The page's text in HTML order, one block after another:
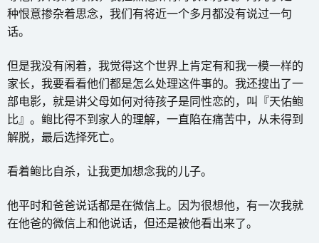
种恨意掺杂着思念，我们有将近一个多月都没有说过一句
话。
但是我没有闲着，我觉得这个世界上肯定有和我一模一样的
家长，我要看看他们都是怎么处理这件事的。我还搜出了一
部电影，就是讲父母如何对待孩子是同性恋的，叫『天佑鲍
比』。鲍比得不到家人的理解，一直陷在痛苦中，从未得到
解脱，最后选择死亡。
看着鲍比自杀，让我更加想念我的儿子。
他平时和爸爸说话都是在微信上。因为很想他，有一次我就
在他爸的微信上和他说话，但还是被他看出来了。